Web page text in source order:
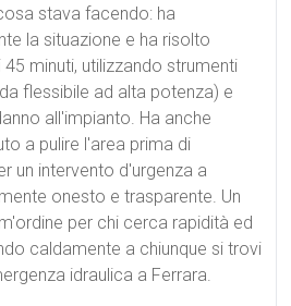
stava facendo: ha
la situazione e ha risolto
minuti, utilizzando strumenti
flessibile ad alta potenza) e
all'impianto. Ha anche
a pulire l'area prima di
un intervento d'urgenza a
onesto e trasparente. Un
per chi cerca rapidità ed
caldamente a chiunque si trovi
idraulica a Ferrara.